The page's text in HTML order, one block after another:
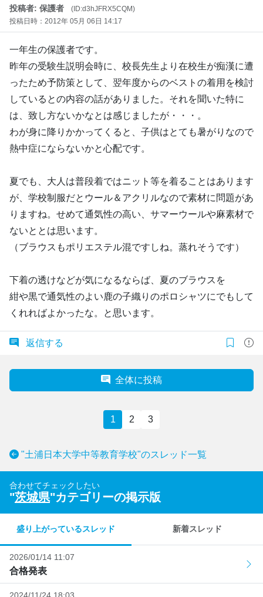
投稿者: 保護者
(ID:d3hJFRX5CQM)
投稿日時：2012年 05月 06日 14:17
一年生の保護者です。
昨年の受験生説明会時に、校長先生より在校生が痴漢に遭
ったため予防策として、翌年度からのベストの着用を検討
しているとの内容の話がありました。それを聞いた特に
は、致し方ないかなとは感じましたが・・・。
わが身に降りかかってくると、子供はとても暑がりなので
熱中症にならないかと心配です。
夏でも、大人は普段着ではニット等を着ることはあります
が、学校制服だとウール＆アクリルなので素材に問題があ
りますね。せめて通気性の高い、サマーウールや麻素材で
ないととは思います。
（ブラウスもポリエステル混ですしね。蒸れそうです）
下着の透けなどが気になるならば、夏のブラウスを
紺や黒で通気性のよい鹿の子織りのポロシャツにでもして
くれればよかったな。と思います。
返信する
全体に投稿
1 2 3
"土浦日本大学中等教育学校"のスレッド一覧
合わせてチェックしたい
"茨城県"カテゴリーの掲示版
盛り上がっているスレッド 新着スレッド
2026/01/14 11:07
合格発表
2024/11/24 18:03